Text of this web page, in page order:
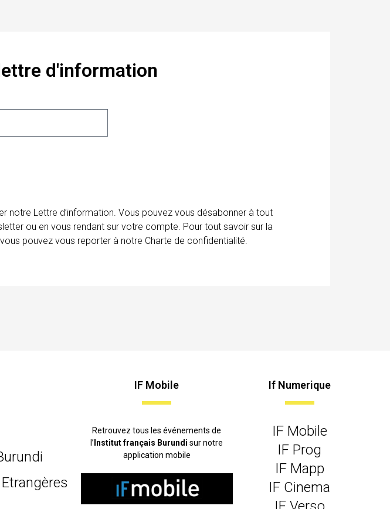
d'information
Lettre d’information. Vous pouvez vous désabonner à tout
ou en vous rendant sur votre compte. Pour tout savoir sur la
pouvez vous reporter à notre Charte de confidentialité.
IF Mobile
Retrouvez tous les événements de
l’Institut français Burundisur notre
application mobile
If Numerique
IF Mobile
IF Prog
IF Mapp
IF Cinema